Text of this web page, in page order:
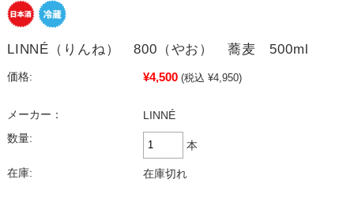
LINNÉ（りんね） 800（やお） 蕎麦 500ml
価格: ¥4,500 (税込 ¥4,950)
メーカー：
LINNÉ
数量:
本
在庫: 在庫切れ